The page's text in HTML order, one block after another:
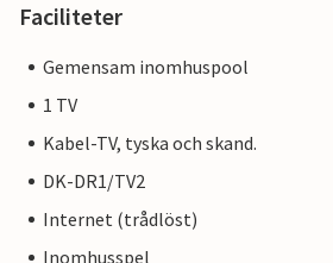
Faciliteter
Gemensam inomhuspool
1 TV
Kabel-TV, tyska och skand.
DK-DR1/TV2
Internet (trådlöst)
Inomhusspel